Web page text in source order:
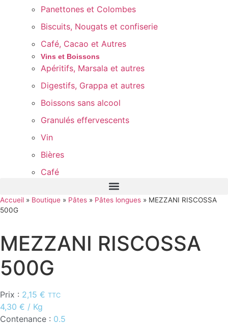
Panettones et Colombes
Biscuits, Nougats et confiserie
Café, Cacao et Autres
Vins et Boissons
Apéritifs, Marsala et autres
Digestifs, Grappa et autres
Boissons sans alcool
Granulés effervescents
Vin
Bières
Café
Accueil » Boutique » Pâtes » Pâtes longues » MEZZANI RISCOSSA
500G
MEZZANI RISCOSSA
500G
Prix : 2,15 € TTC
4,30 € / Kg
Contenance : 0.5